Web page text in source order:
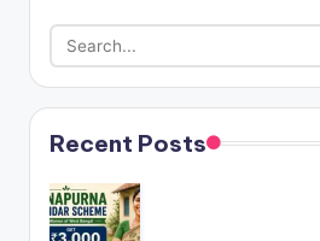
Recent Posts